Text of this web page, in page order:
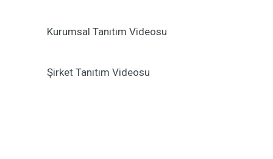
Kurumsal Tanıtım Videosu
Şirket Tanıtım Videosu